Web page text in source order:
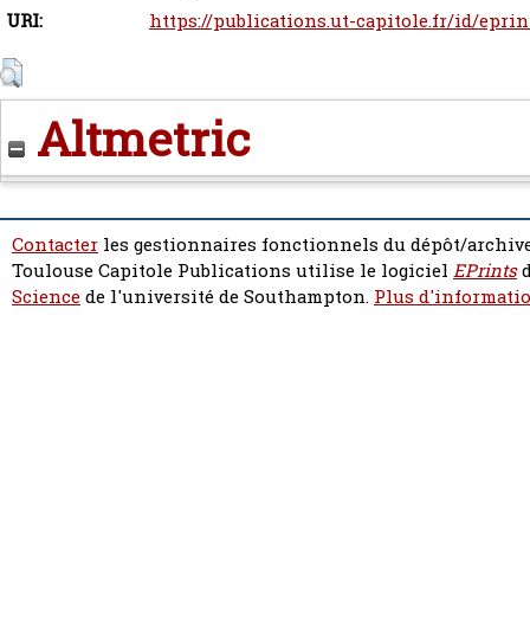
URI:
https://publications.ut-capitole.fr/id/
Altmetric
Contacter les gestionnaires fonctionnels du dépôt/
Toulouse Capitole Publications utilise le logiciel EPrints
Sciencede l'université de Southampton. Plus